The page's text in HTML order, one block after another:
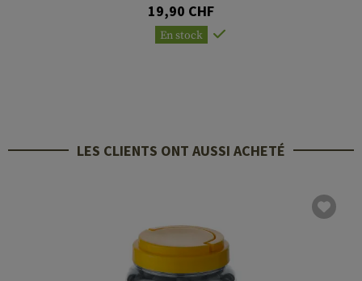
19,90 CHF
En stock
LES CLIENTS ONT AUSSI ACHETÉ